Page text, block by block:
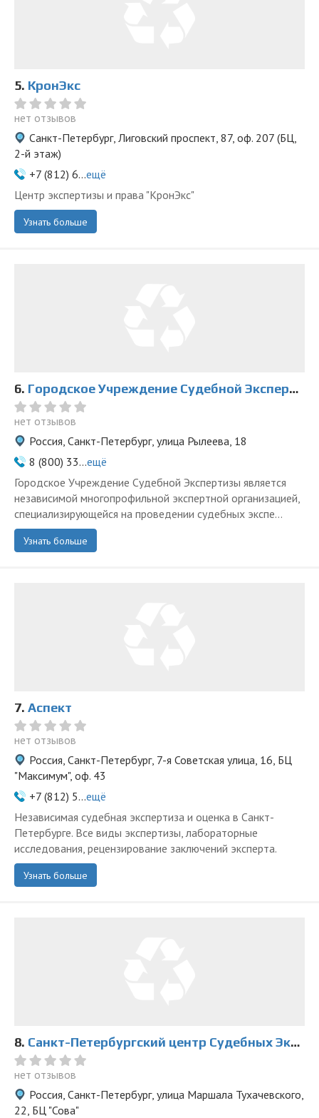
5. КронЭкс
нет отзывов
Санкт-Петербург, Лиговский проспект, 87, оф. 207 (БЦ,
2-й этаж)
+7 (812) 6...ещё
Центр экспертизы и права "КронЭкс"
Узнать больше
6. Городское Учреждение Судебной Экспертизы
нет отзывов
Россия, Санкт-Петербург, улица Рылеева, 18
8 (800) 33...ещё
Городское Учреждение Судебной Экспертизы является
независимой многопрофильной экспертной организацией,
специализирующейся на проведении судебных экспе...
Узнать больше
7. Аспект
нет отзывов
Россия, Санкт-Петербург, 7-я Советская улица, 16, БЦ
"Максимум", оф. 43
+7 (812) 5...ещё
Независимая судебная экспертиза и оценка в Санкт-
Петербурге. Все виды экспертизы, лабораторные
исследования, рецензирование заключений эксперта.
Узнать больше
8. Санкт-Петербургский центр Судебных Экспертиз
нет отзывов
Россия, Санкт-Петербург, улица Маршала Тухачевского,
22, БЦ "Сова"